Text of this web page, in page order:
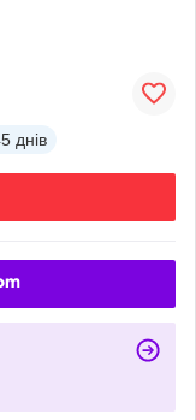
днів